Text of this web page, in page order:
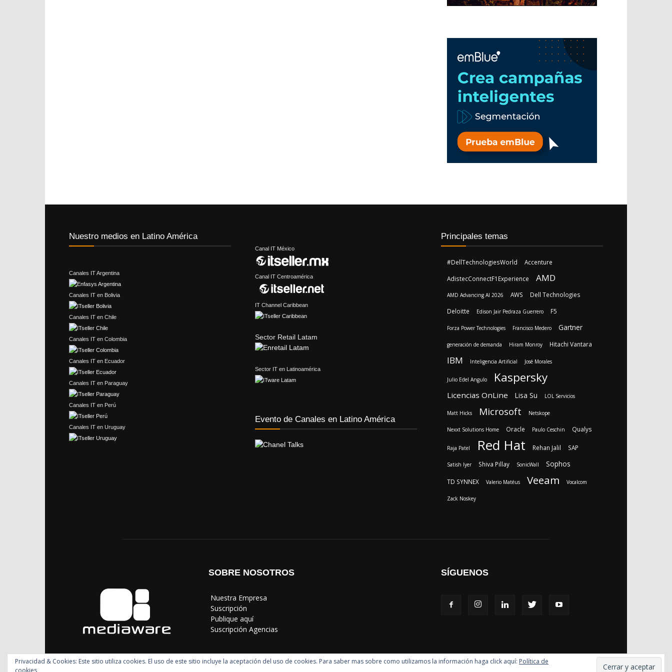
Nuestro medios en Latino América
Canales IT Argentina
Canales IT en Bolivia
Canales IT en Chile
Canales IT en Colombia
Canales IT en Ecuador
Canales IT en Paraguay
Canales IT en Perú
Canales IT en Uruguay
Canal IT México
Canal IT Centroamérica
IT Channel Caribbean
Sector Retail Latam
Sector IT en Latinoamérica
Evento de Canales en Latino América
Principales temas
#DellTechnologiesWorld Accenture
AdistecConnectF1Experience AMD
AMD Advancing AI 2026 AWS Dell Technologies
Deloitte Edison Jair Pedraza Guerrero F5
Forza Power Technologies Francisco Medero Gartner
generación de demanda Hiram Monroy Hitachi Vantara
IBM Inteligencia Artificial José Morales
Julio Edel Angulo Kaspersky
Licencias OnLine Lisa Su LOL Servicios
Matt Hicks Microsoft Netskope
Nexxt Solutions Home Oracle Paulo Ceschin Qualys
Raja Patel Red Hat Rehan Jalil SAP
Satish Iyer Shiva Pillay SonicWall Sophos
TD SYNNEX Valerio Matéus Veeam Vocalcom
Zack Noskey
SOBRE NOSOTROS
‎ Nuestra Empresa
‎ Suscripción
‎ Publique aquí
‎ Suscripción Agencias
SÍGUENOS
Privacidad & Cookies: Este sitio utiliza cookies. El uso de este sitio incluye la aceptación del uso de cookies. Para saber mas sobre como utilizamos la información haga click aquí: Política de
cookies